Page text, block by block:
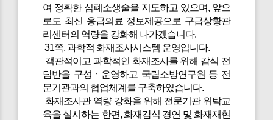
여 정확한 심폐소생술을 지도하고 있으며, 앞으
로도 최신 응급의료 정보제공으로 구급상황관
리센터의 역량을 강화해 나가겠습니다.
31쪽, 과학적 화재조사시스템 운영입니다.
객관적이고 과학적인 화재조사를 위해 감식 전
담반을 구성ㆍ운영하고 국립소방연구원 등 전
문기관과의 협업체계를 구축하였습니다.
화재조사관 역량 강화을 위해 전문기관 위탁교
육을 실시하는 한편, 화재감식 경연 및 화재재현